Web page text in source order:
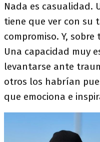
Nada es casualidad.
tiene que ver con su
compromiso. Y,
Una capacidad muy
levantarse ante
otros los habrían
que emociona e